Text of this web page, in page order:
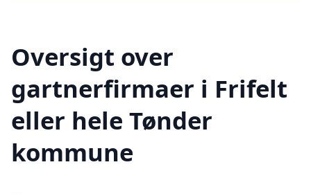
Oversigt over
gartnerfirmaer i Frifelt
eller hele Tønder
kommune